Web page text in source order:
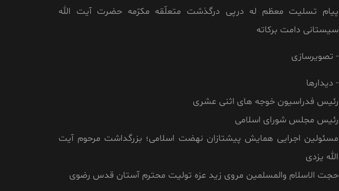
پیام تسلیت معظم له درپی درگذشت متعلّقه مکرّمه حضرت آیت الله
سیستانی دامت برکاته
- تصویرسازی
- دیدارها
رئیس فدراسیون خوجه های اثنی عشری
رئیس مجلس شورای اسلامی
مسئولین اجرایی همایش پیشتازان نهضت اسلامی؛ بزرگداشت مرحوم آیت
الله یزدی
حجت الاسلام والمسلمین مروی زید عزه تولیت محترم آستان قدس رضوی